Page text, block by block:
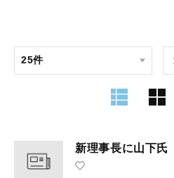
新理事長に山下